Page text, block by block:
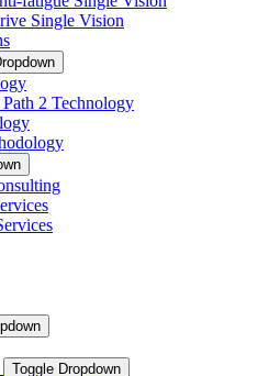
Single Vision
2 Technology
Toggle Dropdown